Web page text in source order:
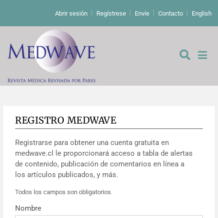
Abrir sesión Regístrese Envíe Contacto English
De los editores
Editoriales
Comentarios
Cartas a los editores
Estudios originales
Estudios cualitativos
REGISTRO MEDWAVE
Registrarse para obtener una cuenta gratuita en
medwave.cl le proporcionará acceso a tabla de alertas
de contenido, publicación de comentarios en línea a
los artículos publicados, y más.
Todos los campos son obligatorios.
Nombre